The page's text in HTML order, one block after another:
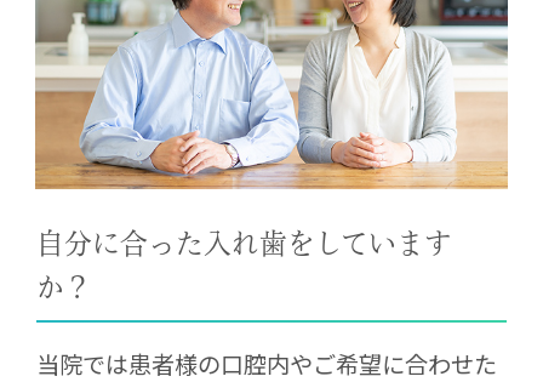
自分に合った入れ歯をしています
か？
当院では患者様の口腔内やご希望に合わせた